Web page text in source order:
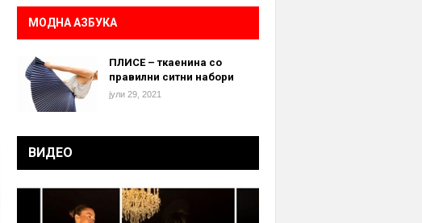
МОДНА АЗБУКА
ПЛИСЕ – ткаенина со
правилни ситни набори
јули 29, 2021
ВИДЕО